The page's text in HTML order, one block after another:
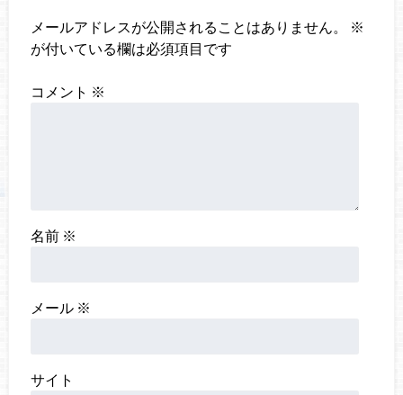
メールアドレスが公開されることはありません。
※
が付いている欄は必須項目です
コメント ※
名前 ※
メール ※
サイト